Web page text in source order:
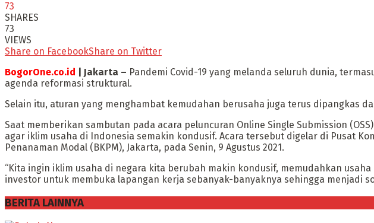
73
SHARES
73
VIEWS
Share on FacebookShare on Twitter
BogorOne.co.id
| Jakarta – Pandemi Covid-19 yang melanda seluruh dunia,
agenda reformasi struktural.
Selain itu, aturan yang menghambat kemudahan berusaha juga terus dipangkas
Saat memberikan sambutan pada acara peluncuran Online Single Submission
agar iklim usaha di Indonesia semakin kondusif. Acara tersebut digelar di Pusat
Penanaman Modal (BKPM), Jakarta, pada Senin, 9 Agustus 2021.
“Kita ingin iklim usaha di negara kita berubah makin kondusif, memudahkan
investor untuk membuka lapangan kerja sebanyak-banyaknya sehingga menjadi
BERITA LAINNYA